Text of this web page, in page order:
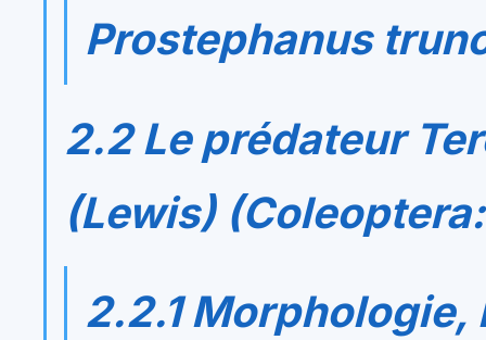
Prostephanus
2.2 Le prédateur
(Lewis)
2.2.1